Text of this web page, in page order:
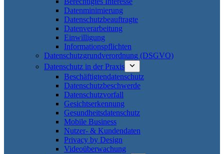
Datenminimierung
Datenschutzbeauftragte
Datenverarbeitung
Einwilligung
Informationspflichten
Datenschutzgrundverordnung (DSGVO)
Datenschutz in der Praxis
Beschäftigtendatenschutz
Datenschutzbeschwerde
Datenschutzvorfall
Gesichtserkennung
Gesundheitsdatenschutz
Mobile Business
Nutzer- & Kundendaten
Privacy by Design
Videoüberwachung